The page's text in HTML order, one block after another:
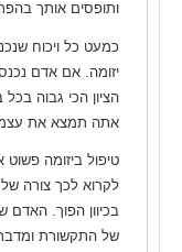
ותופסים אותך
כמעט כל ויכוח
יזומה. אם אדם
הציון הכי גבוה
אתה תמצא את
טיפול ביזומה
לקרוא לכך צורה
בכיוון הפוך. האדם
של התקשורת